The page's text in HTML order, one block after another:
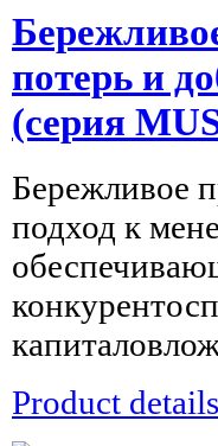
потерь и
(серия
Бережливое
подход к
Product details